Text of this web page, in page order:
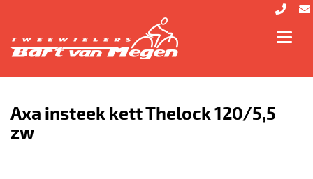
Axa insteek kett Thelock 120/5,5
zw